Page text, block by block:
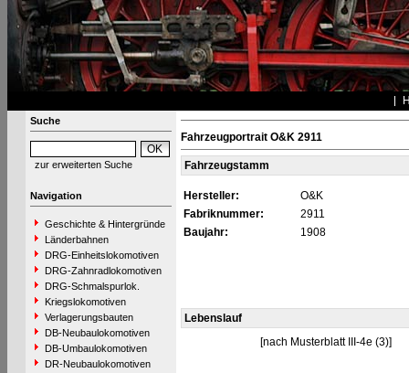
Suche
zur erweiterten Suche
Navigation
Geschichte & Hintergründe
Länderbahnen
DRG-Einheitslokomotiven
DRG-Zahnradlokomotiven
DRG-Schmalspurlok.
Kriegslokomotiven
Verlagerungsbauten
DB-Neubaulokomotiven
DB-Umbaulokomotiven
DR-Neubaulokomotiven
Fahrzeugportrait O&K 2911
Fahrzeugstamm
Hersteller:
O&K
Fabriknummer:
2911
Baujahr:
1908
Lebenslauf
[nach Musterblatt III-4e (3)]